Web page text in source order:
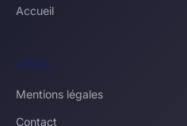
Accueil
LÉGAL
Mentions légales
Contact